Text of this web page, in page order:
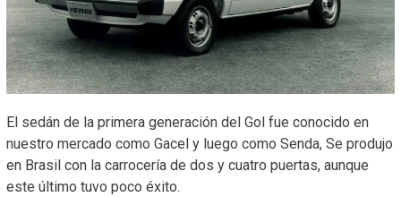
El sedán de la primera generación del Gol fue conocido en
nuestro mercado como Gacel y luego como Senda, Se produjo
en Brasil con la carrocería de dos y cuatro puertas, aunque
este último tuvo poco éxito.